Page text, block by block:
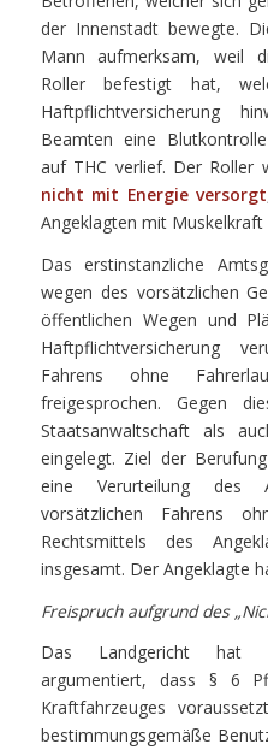
der Innenstadt bewegte.
Mann aufmerksam, weil
Roller befestigt hat,
Haftpflichtversicherung
Beamten eine
auf THC verlief. Der Roller
nicht mit Energie versorgt
Angeklagten mit Muskelkraft
Das erstinstanzliche
wegen des vorsätzlichen
öffentlichen Wegen und
Haftpflichtversicherung
Fahrens ohne
freigesprochen. Gegen
Staatsanwaltschaft als
eingelegt. Ziel der
eine Verurteilung des
vorsätzlichen Fahrens
Rechtsmittels des
insgesamt. Der Angeklagte
Freispruch aufgrund des
Das Landgericht hat
argumentiert, dass § 6
Kraftfahrzeuges
bestimmungsgemäße